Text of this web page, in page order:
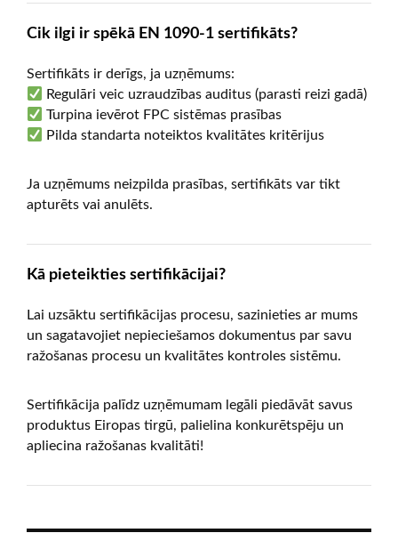
Cik ilgi ir spēkā EN 1090-1 sertifikāts?
Sertifikāts ir derīgs, ja uzņēmums:
Regulāri veic uzraudzības auditus (parasti reizi gadā)
Turpina ievērot FPC sistēmas prasības
Pilda standarta noteiktos kvalitātes kritērijus
Ja uzņēmums neizpilda prasības, sertifikāts var tikt
apturēts vai anulēts.
Kā pieteikties sertifikācijai?
Lai uzsāktu sertifikācijas procesu, sazinieties ar mums
un sagatavojiet nepieciešamos dokumentus par savu
ražošanas procesu un kvalitātes kontroles sistēmu.
Sertifikācija palīdz uzņēmumam legāli piedāvāt savus
produktus Eiropas tirgū, palielina konkurētspēju un
apliecina ražošanas kvalitāti!